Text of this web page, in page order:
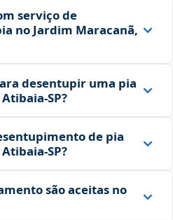
serviço de
no Jardim Maracanã,
desentupir uma pia
de pia
são aceitas no